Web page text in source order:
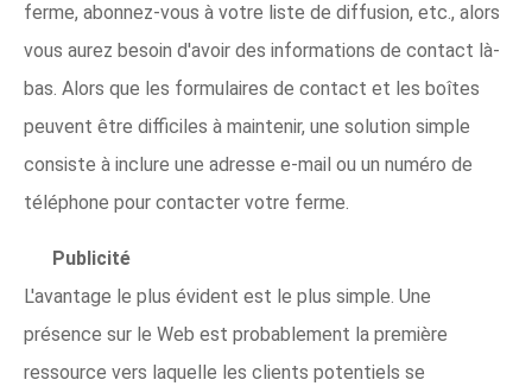
ferme, abonnez-vous à votre liste de diffusion, etc., alors
vous aurez besoin d'avoir des informations de contact là-
bas. Alors que les formulaires de contact et les boîtes
peuvent être difficiles à maintenir, une solution simple
consiste à inclure une adresse e-mail ou un numéro de
téléphone pour contacter votre ferme.
Publicité
L'avantage le plus évident est le plus simple. Une
présence sur le Web est probablement la première
ressource vers laquelle les clients potentiels se